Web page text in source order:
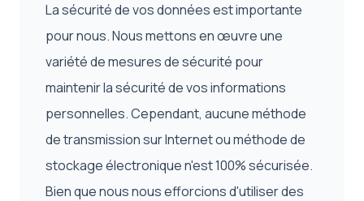
La sécurité de vos données est importante
pour nous. Nous mettons en œuvre une
variété de mesures de sécurité pour
maintenir la sécurité de vos informations
personnelles. Cependant, aucune méthode
de transmission sur Internet ou méthode de
stockage électronique n'est 100% sécurisée.
Bien que nous nous efforcions d'utiliser des